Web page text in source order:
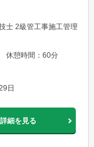
士 2級管工事施工管理
休憩時間：60分
日
詳細を見る